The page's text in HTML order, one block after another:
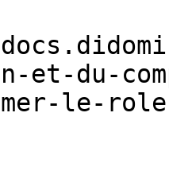
et-du-
le-